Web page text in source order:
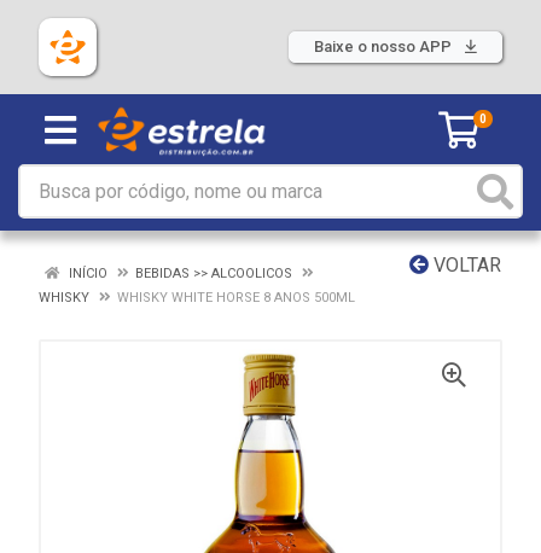
Baixe o nosso APP
0
VOLTAR
INÍCIO
BEBIDAS >> ALCOOLICOS
WHISKY
WHISKY WHITE HORSE 8 ANOS 500ML